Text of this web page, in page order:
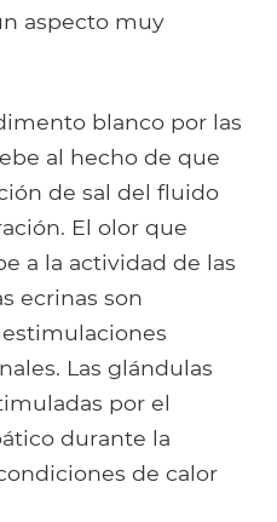
aspecto muy
blanco por las
al hecho de que
de sal del fluido
El olor que
a la actividad de las
ecrinas son
Las glándulas
por el
durante la
de calor